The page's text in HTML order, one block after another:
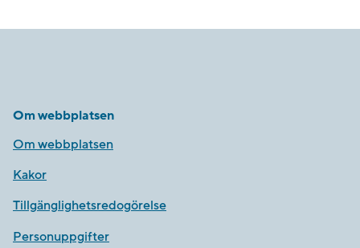
Om webbplatsen
Om webbplatsen
Kakor
Tillgänglighetsredogörelse
Personuppgifter